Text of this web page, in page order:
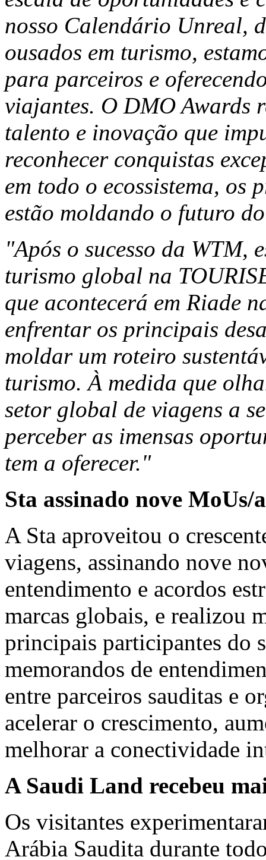
nosso Calendário Unreal,
ousados em turismo,
para parceiros e
viajantes. O DMO Awards
talento e inovação que
reconhecer conquistas
em todo o ecossistema, os
estão moldando o futuro
"Após o sucesso da WTM,
turismo global na
que acontecerá em Riade
enfrentar os principais
moldar um roteiro
turismo. À medida que
setor global de viagens a
perceber as imensas
tem a oferecer."
Sta assinado nove MoUs/
A Sta aproveitou o
viagens, assinando nove
entendimento e acordos
marcas globais, e realizou
principais participantes do
memorandos de
entre parceiros sauditas e
acelerar o crescimento,
melhorar a conectividade
A Saudi Land recebeu
Os visitantes
Arábia Saudita durante